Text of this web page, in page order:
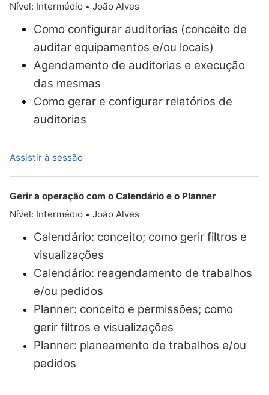
Nível: Intermédio • João Alves
Como configurar auditorias (conceito de
auditar equipamentos e/ou locais)
Agendamento de auditorias e execução
das mesmas
Como gerar e configurar relatórios de
auditorias
Assistir à sessão
Gerir a operação com o Calendário e o Planner
Nível: Intermédio • João Alves
Calendário: conceito; como gerir filtros e
visualizações
Calendário: reagendamento de trabalhos
e/ou pedidos
Planner: conceito e permissões; como
gerir filtros e visualizações
Planner: planeamento de trabalhos e/ou
pedidos